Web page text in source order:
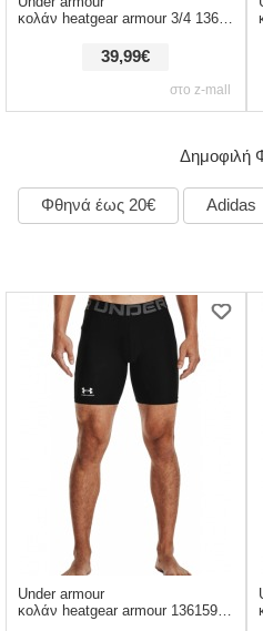
στο z-mall
κολάν heatgear armour 3/4 1361588-100
39,99€
Δημοφιλή
Φθηνά έως 20€ Adidas
Under armour
κολάν heatgear armour 1361596-001